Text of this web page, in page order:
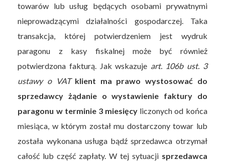
towarów lub usług będących osobami prywatnymi
nieprowadzącymi działalności gospodarczej. Taka
transakcja, której potwierdzeniem jest wydruk
paragonu z kasy fiskalnej może być również
potwierdzona fakturą. Jak wskazuje art. 106b ust. 3
ustawy o VAT klient ma prawo wystosować do
sprzedawcy żądanie o wystawienie faktury do
paragonu w terminie 3 miesięcy liczonych od końca
miesiąca, w którym został mu dostarczony towar lub
została wykonana usługa bądź sprzedawca otrzymał
całość lub część zapłaty. W tej sytuacji sprzedawca